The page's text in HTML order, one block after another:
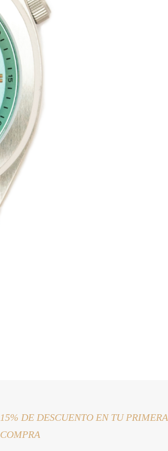
15% DE DESCUENTO EN TU PRIMERA
COMPRA